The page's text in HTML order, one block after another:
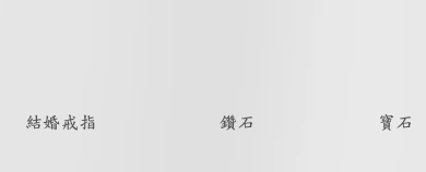
結婚戒指 鑽石 寶石